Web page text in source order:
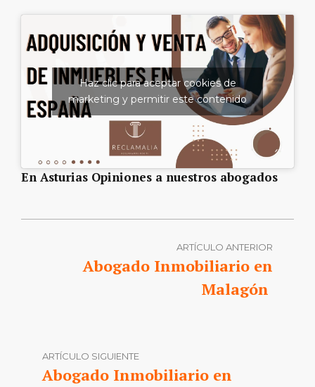
Haz clic para aceptar cookies de
marketing y permitir este contenido
En Asturias Opiniones a nuestros abogados
ARTÍCULO ANTERIOR
Abogado Inmobiliario en
Malagón
ARTÍCULO SIGUIENTE
Abogado Inmobiliario en